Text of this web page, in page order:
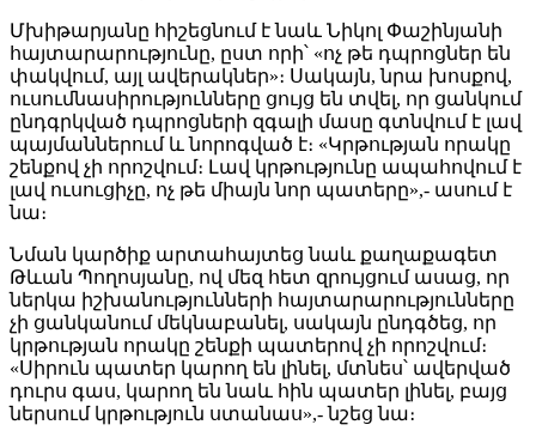
Մխիթարյանը հիշեցնում է նաև Նիկոլ Փաշինյանի
հայտարարությունը, ըստ որի՝ «ոչ թե դպրոցներ են
փակվում, այլ ավերակներ»։ Սակայն, նրա խոսքով,
ուսումնասիրությունները ցույց են տվել, որ ցանկում
ընդգրկված դպրոցների զգալի մասը գտնվում է լավ
պայմաններում և նորոգված է։ «Կրթության որակը
շենքով չի որոշվում։ Լավ կրթությունը ապահովում է
լավ ուսուցիչը, ոչ թե միայն նոր պատերը»,- ասում է
նա։
Նման կարծիք արտահայտեց նաև քաղաքագետ
Թևան Պողոսյանը, ով մեզ հետ զրույցում ասաց, որ
ներկա իշխանությունների հայտարարությունները
չի ցանկանում մեկնաբանել, սակայն ընդգծեց, որ
կրթության որակը շենքի պատերով չի որոշվում։
«Սիրուն պատեր կարող են լինել, մտնես՝ ավերված
դուրս գաս, կարող են նաև հին պատեր լինել, բայց
ներսում կրթություն ստանաս»,- նշեց նա։